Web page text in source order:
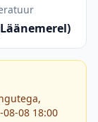
08 18:00